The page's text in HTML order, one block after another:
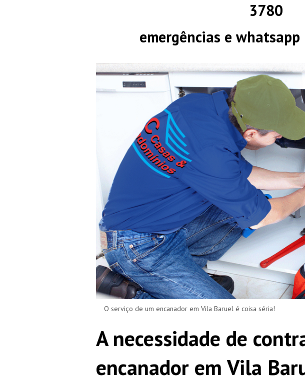
3780
emergências e
O serviço de um encanador em Vila Baruel é coisa séria!
A necessidade de
encanador em Vila